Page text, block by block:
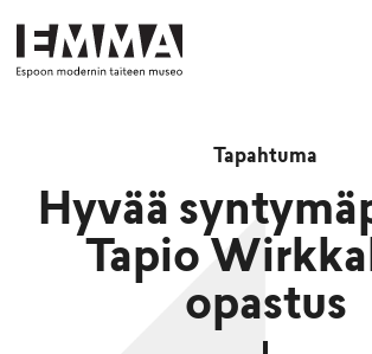
Tapahtuma
Hyvää
Tapio
opastus